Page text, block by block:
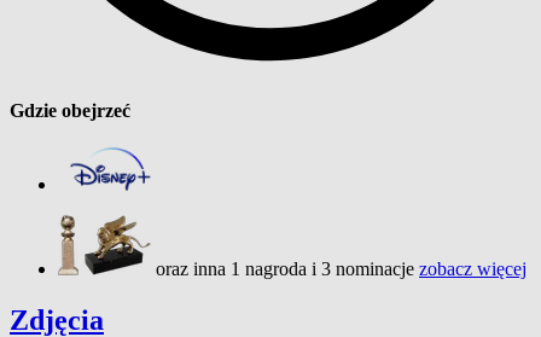
Gdzie obejrzeć
oraz inna 1 nagroda i 3 nominacje zobacz więcej
Zdjęcia